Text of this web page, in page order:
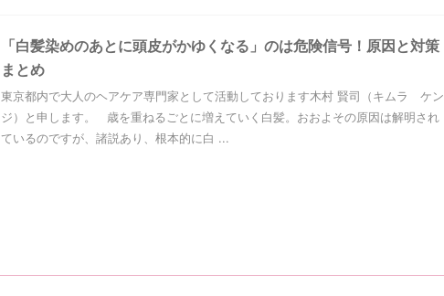
「白髪染めのあとに頭皮がかゆくなる」のは危険信号！原因と対策
まとめ
東京都内で大人のヘアケア専門家として活動しております木村 賢司（キムラ ケン
ジ）と申します。 歳を重ねるごとに増えていく白髪。おおよその原因は解明され
ているのですが、諸説あり、根本的に白 ...